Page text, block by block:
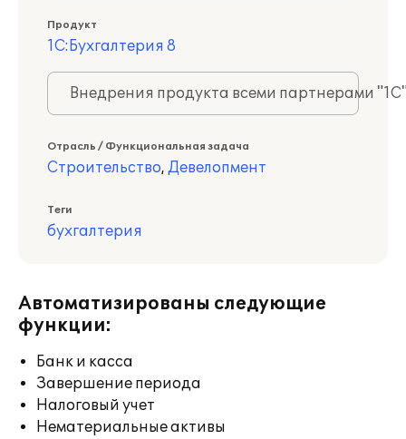
Продукт
1С:Бухгалтерия 8
Внедрения продукта всеми партнерами
Отрасль / Функциональная задача
Строительство, Девелопмент
Теги
бухгалтерия
Автоматизированы следующие
функции:
Банк и касса
Завершение периода
Налоговый учет
Нематериальные активы